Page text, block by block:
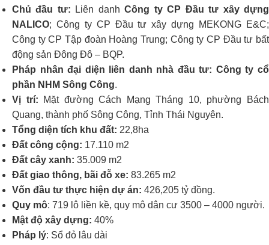
Chủ đầu tư: Liên danhCông ty CP Đầu tư xây dựng
NALICO; Công ty CP Đầu tư xây dựng MEKONG E&C;
Công ty CP Tập đoàn Hoàng Trung; Công ty CP Đầu tư bất
động sản Đông Đô – BQP.
Pháp nhân đại diện liên danh nhà đầu tư: Công ty cổ
phần NHM Sông Công.
Vị trí:
Mặt đường Cách Mạng Tháng 10, phường Bách
Quang, thành phố Sông Công, Tỉnh Thái Nguyên.
Tổng diện tích khu đất: 22,8ha
Đất công cộng: 17.110 m2
Đất cây xanh: 35.009 m2
Đất giao thông, bãi đỗ xe: 83.265 m2
Vốn đầu tư thực hiện dự án: 426,205 tỷ đồng.
Quy mô: 719 lô liền kề, quy mô dân cư 3500 – 4000 người.
Mật độ xây dựng: 40%
Pháp lý: Sổ đỏ lâu dài